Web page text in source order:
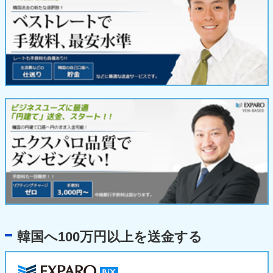
韓国へ100万円以上を送金する